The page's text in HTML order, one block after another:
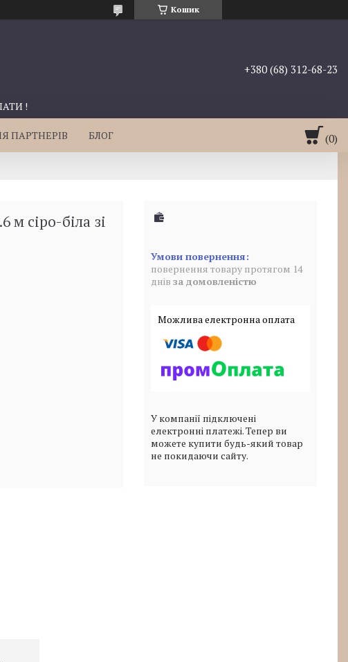
Кошик
!
+380 (68) 312-68-23
ПАРТНЕРІВ БЛОГ
м сіро-біла зі
повернення товару протягом 14
днів за домовленістю
У компанії підключені
електронні платежі. Тепер ви
можете купити будь-який товар
не покидаючи сайту.